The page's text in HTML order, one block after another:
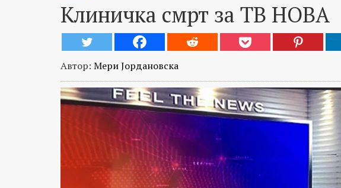
Клиничка смрт за ТВ НОВА
Автор: Мери Јордановска